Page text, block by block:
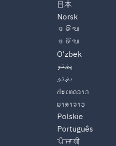
日本
Norsk
ଓଡିଆ
ଓଡିଆ
O'zbek
پښتو
پښتو
ປະເທດລາວ
ພາສາລາວ
Polskie
Português
ਪੰਜਾਬੀ